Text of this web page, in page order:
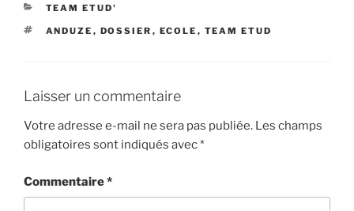
CATÉGORIES
TEAM ETUD'
ÉTIQUETTES
ANDUZE , DOSSIER , ECOLE , TEAM ETUD
Laisser un commentaire
Votre adresse e-mail ne sera pas publiée. Les champs
obligatoires sont indiqués avec*
Commentaire*